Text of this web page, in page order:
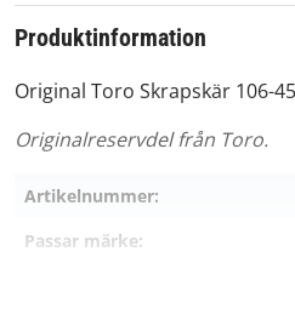
Produktinformation
Original Toro Skrapskär 106-
Originalreservdel från Toro.
Artikelnummer:
Passar märke: